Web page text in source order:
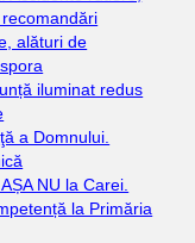
alături de
iluminat redus
a Domnului.
NU la Carei.
la Primăria